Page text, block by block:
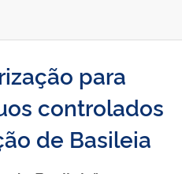
para
controlados
de Basileia